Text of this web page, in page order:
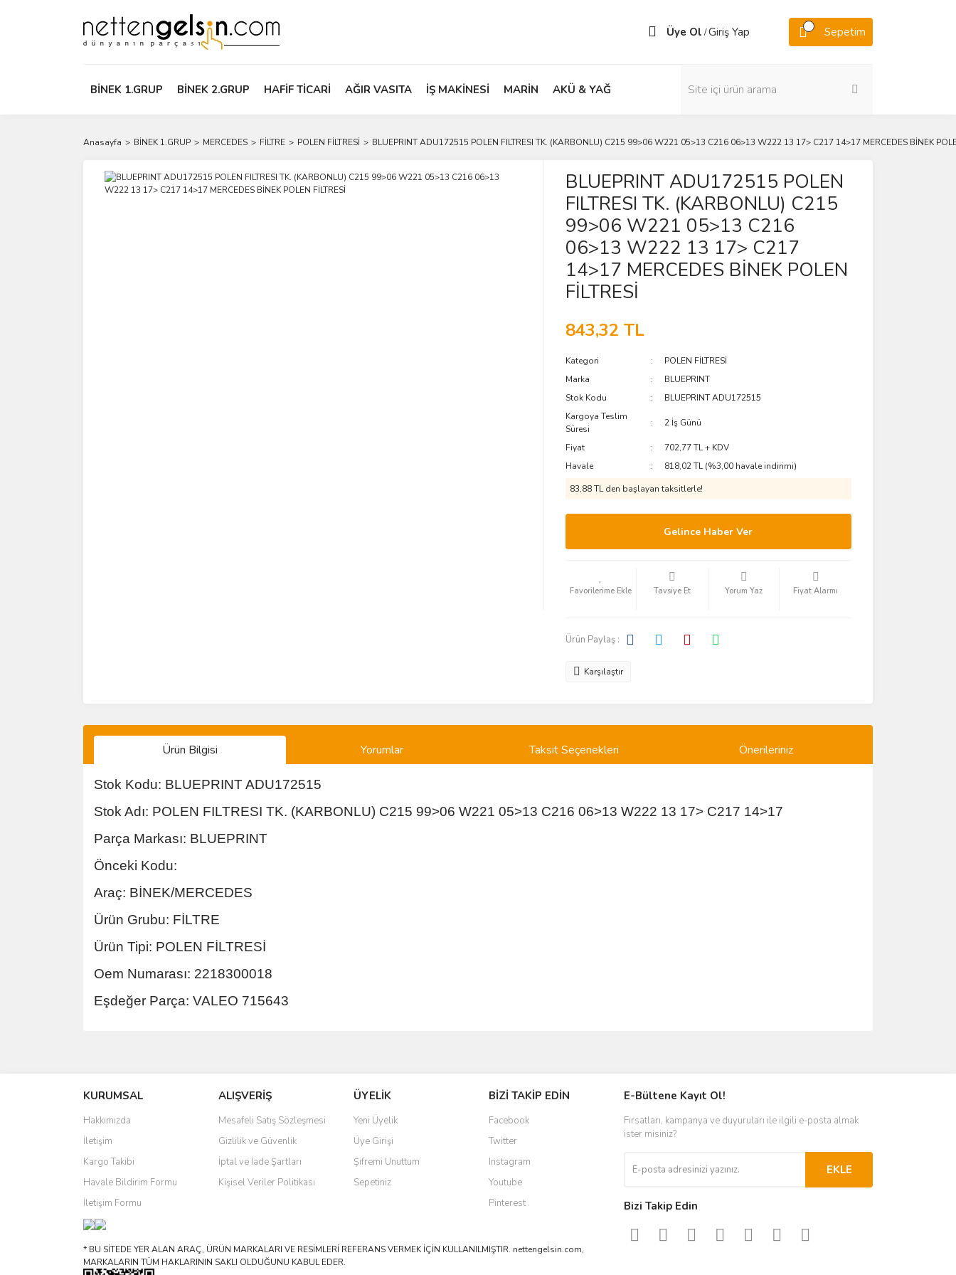
Üye Ol /Giriş Yap Sepetim
BİNEK 1.GRUP BİNEK 2.GRUP HAFİF TİCARİ AĞIR VASITA İŞ MAKİNESİ MARİN AKÜ & YAĞ
Anasayfa BİNEK 1.GRUP MERCEDES FİLTRE POLEN FİLTRESİ BLUEPRINT ADU172515 POLEN FILTRESI TK. (KARBONLU) C215 99>06 W221 05>13 C216 06>13 W222 13 17> C217 14>17 MERCEDES BİNEK
BLUEPRINT ADU172515 POLEN
FILTRESI TK. (KARBONLU) C215
99>06 W221 05>13 C216
06>13 W222 13 17> C217
14>17 MERCEDES BİNEK POLEN
FİLTRESİ
843,32 TL
Kategori
POLEN FİLTRESİ
Marka
BLUEPRINT
Stok Kodu
BLUEPRINT ADU172515
Kargoya Teslim
Süresi
2 İş Günü
Fiyat
702,77 TL + KDV
Havale
818,02 TL (%3,00 havale indirimi)
83,88 TL den başlayan taksitlerle!
Gelince Haber Ver
Tavsiye Et Yorum Yaz Fiyat Alarmı
Ürün Paylaş :
Karşılaştır
Ürün Bilgisi Yorumlar Taksit Seçenekleri Önerileriniz
Stok Kodu: BLUEPRINT ADU172515
Stok Adı: POLEN FILTRESI TK. (KARBONLU) C215 99>06 W221 05>13 C216 06>13 W222 13 17> C217 14>17
Parça Markası: BLUEPRINT
Önceki Kodu:
Araç: BİNEK/MERCEDES
Ürün Grubu: FİLTRE
Ürün Tipi: POLEN FİLTRESİ
Oem Numarası: 2218300018
Eşdeğer Parça: VALEO 715643
Ürün resmi kalitesiz, bozuk veya görüntülenemiyor.
Ürün açıklamasında eksik bilgiler bulunuyor.
Ürün bilgilerinde hatalar bulunuyor.
Ürün fiyatı diğer sitelerden daha pahalı.
Bu ürüne benzer farklı alternatifler olmalı.
KURUMSAL
Hakkımızda
İletişim
Kargo Takibi
Havale Bildirim Formu
İletişim Formu
ALIŞVERİŞ
Mesafeli Satış Sözleşmesi
Gizlilik ve Güvenlik
İptal ve İade Şartları
Kişisel Veriler Politikası
ÜYELİK
Yeni Üyelik
Üye Girişi
Şifremi Unuttum
Sepetiniz
BİZİ TAKİP EDİN
Facebook
Twitter
Instagram
Youtube
Pinterest
* BU SİTEDE YER ALAN ARAÇ, ÜRÜN MARKALARI VE RESİMLERİ REFERANS VERMEK İÇİN KULLANILMIŞTIR. nettengelsin.com,
MARKALARIN TÜM HAKLARININ SAKLI OLDUĞUNU KABUL EDER.
E-Bültene Kayıt Ol!
Fırsatları, kampanya ve duyuruları ile ilgili e-posta almak
ister misiniz?
EKLE
Bizi Takip Edin